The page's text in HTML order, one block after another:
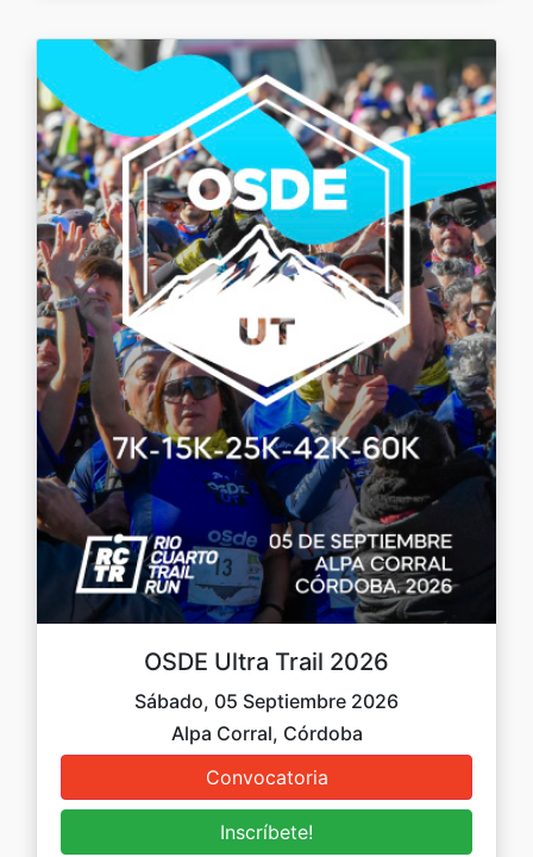
OSDE Ultra Trail 2026
Sábado, 05 Septiembre 2026
Alpa Corral, Córdoba